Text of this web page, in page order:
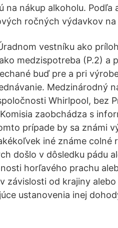
nákup alkoholu. Podľa
ročných výdavkov
vestníku ako
medzispotreba (P.2) a
buď pre a pri
Medzinárodný
Whirlpool, bez
zaobchádza s
prípade by sa známi
iné známe colné
došlo v dôsledku pádu
horľavého prachu
závislosti od krajiny
ustanovenia inej